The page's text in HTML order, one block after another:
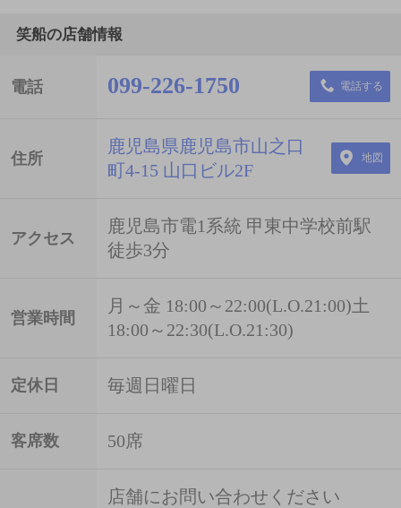
笑船の店舗情報
電話 099-226-1750 電話する
住所
鹿児島県鹿児島市山之口
町4-15 山口ビル2F
地図
アクセス
鹿児島市電1系統 甲東中学校前駅
徒歩3分
営業時間
月～金 18:00～22:00(L.O.21:00)土
18:00～22:30(L.O.21:30)
定休日 毎週日曜日
客席数 50席
店舗にお問い合わせください